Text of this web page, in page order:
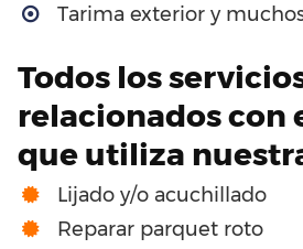
Tarima exterior y
Todos los
relacionados con
que utiliza
Lijado y/o acuchillado
Reparar parquet roto